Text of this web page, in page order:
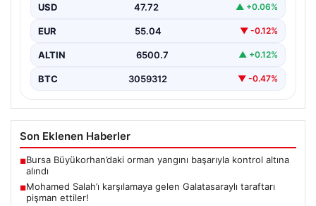
USD 47.72 ▲ +0.06%
EUR 55.04 ▼ -0.12%
ALTIN 6500.7 ▲ +0.12%
BTC 3059312 ▼ -0.47%
Son Eklenen Haberler
■Bursa Büyükorhan’daki orman yangını başarıyla kontrol altına
alındı
■Mohamed Salah’ı karşılamaya gelen Galatasaraylı taraftarı
pişman ettiler!